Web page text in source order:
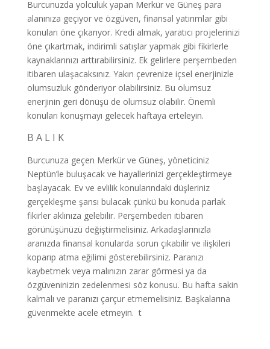
Burcunuzda yolculuk yapan Merkür ve Güneş para
alanınıza geçiyor ve özgüven, finansal yatırımlar gibi
konuları öne çıkarıyor. Kredi almak, yaratıcı projelerinizi
öne çıkartmak, indirimli satışlar yapmak gibi fikirlerle
kaynaklarınızı arttırabilirsiniz. Ek gelirlere perşembeden
itibaren ulaşacaksınız. Yakın çevrenize içsel enerjinizle
olumsuzluk gönderiyor olabilirsiniz. Bu olumsuz
enerjinin geri dönüşü de olumsuz olabilir. Önemli
konuları konuşmayı gelecek haftaya erteleyin.
B A L I K
Burcunuza geçen Merkür ve Güneş, yöneticiniz
Neptün’le buluşacak ve hayallerinizi gerçekleştirmeye
başlayacak. Ev ve evlilik konularındaki düşleriniz
gerçekleşme şansı bulacak çünkü bu konuda parlak
fikirler aklınıza gelebilir. Perşembeden itibaren
görünüşünüzü değiştirmelisiniz. Arkadaşlarınızla
aranızda finansal konularda sorun çıkabilir ve ilişkileri
koparıp atma eğilimi gösterebilirsiniz. Paranızı
kaybetmek veya malınızın zarar görmesi ya da
özgüveninizin zedelenmesi söz konusu. Bu hafta sakin
kalmalı ve paranızı çarçur etmemelisiniz. Başkalarına
güvenmekte acele etmeyin. t